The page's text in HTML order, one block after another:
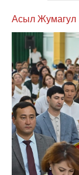
Асыл Жумагул